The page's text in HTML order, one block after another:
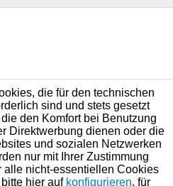
die für den technischen
sind und stets gesetzt
den Komfort bei Benutzung
Direktwerbung dienen oder die
und sozialen Netzwerken
nur mit Ihrer Zustimmung
alle nicht-essentiellen Cookies
hier auf konfigurieren, für